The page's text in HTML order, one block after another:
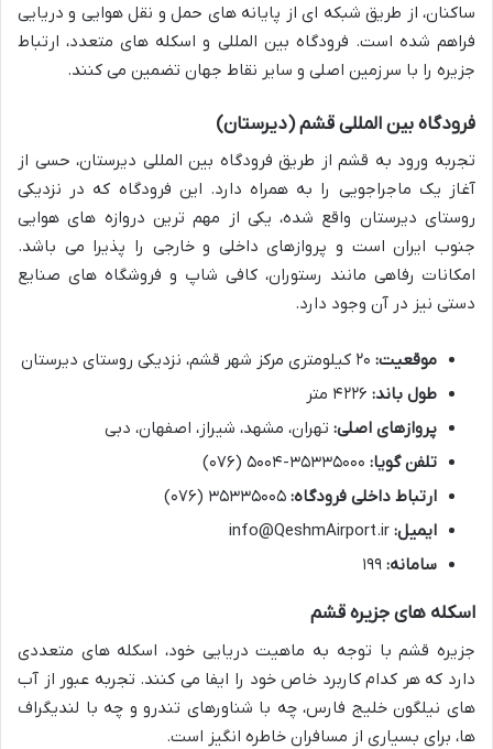
ساکنان، از طریق شبکه ای از پایانه های حمل و نقل هوایی و دریایی
فراهم شده است. فرودگاه بین المللی و اسکله های متعدد، ارتباط
جزیره را با سرزمین اصلی و سایر نقاط جهان تضمین می کنند.
فرودگاه بین المللی قشم (دیرستان)
تجربه ورود به قشم از طریق فرودگاه بین المللی دیرستان، حسی از
آغاز یک ماجراجویی را به همراه دارد. این فرودگاه که در نزدیکی
روستای دیرستان واقع شده، یکی از مهم ترین دروازه های هوایی
جنوب ایران است و پروازهای داخلی و خارجی را پذیرا می باشد.
امکانات رفاهی مانند رستوران، کافی شاپ و فروشگاه های صنایع
دستی نیز در آن وجود دارد.
موقعیت:
طول باند:
پروازهای اصلی: تهران، مشهد، شیراز، اصفهان، دبی
تلفن گویا:
ارتباط داخلی فرودگاه:
ایمیل:
سامانه:
اسکله های جزیره قشم
جزیره قشم با توجه به ماهیت دریایی خود، اسکله های متعددی
دارد که هر کدام کاربرد خاص خود را ایفا می کنند. تجربه عبور از آب
های نیلگون خلیج فارس، چه با شناورهای تندرو و چه با لندیگراف
ها، برای بسیاری از مسافران خاطره انگیز است.